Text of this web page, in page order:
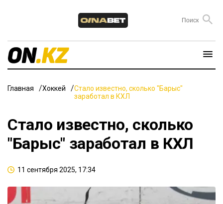
Главная Хоккей
Стало известно, сколько "Барыс"
заработал в КХЛ
Стало известно, сколько
"Барыс" заработал в КХЛ
11 сентября 2025, 17:34